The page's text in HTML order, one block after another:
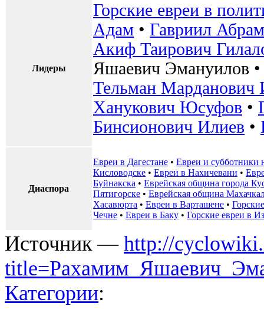
Лидеры
Горские евреи в
Адам • Гавриил
Акиф Таирович
Яшаевич Эмануилов
Тельман Марданович
Ханукович Юсуфов •
Бинсионович Илиев •
Диаспора
Евреи в Дагестане • Евреи и субботники
Кисловодске • Евреи в Нахичевани •
Буйнакска • Еврейская община города
Пятигорске • Еврейская община
Хасавюрта • Евреи в Варташене •
Чечне • Евреи в Баку • Горские евреи в
Источник — http://
Категории: